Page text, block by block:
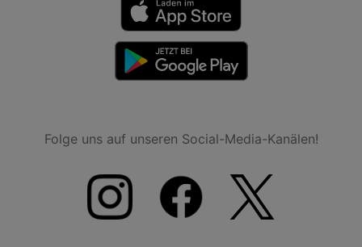
Folge uns auf unseren Social-Media-Kanälen!